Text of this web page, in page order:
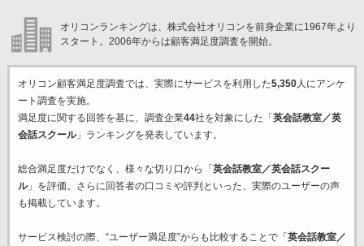
オリコンランキングは、株式会社オリコンを前身企業に1967年より
スタート。2006年からは顧客満足度調査を開始。
オリコン顧客満足度調査では、実際にサービスを利用した5,350人にアンケ
ート調査を実施。
満足度に関する回答を基に、調査企業44社を対象にした「 英会話教室／英
会話スクール」ランキングを発表しています。
総合満足度だけでなく、様々な切り口から「 英会話教室／英会話スクー
ル」を評価。さらに回答者の口コミや評判といった、実際のユーザーの声
も掲載しています。
サービス検討の際、“ユーザー満足度”からも比較することで「 英会話教室／